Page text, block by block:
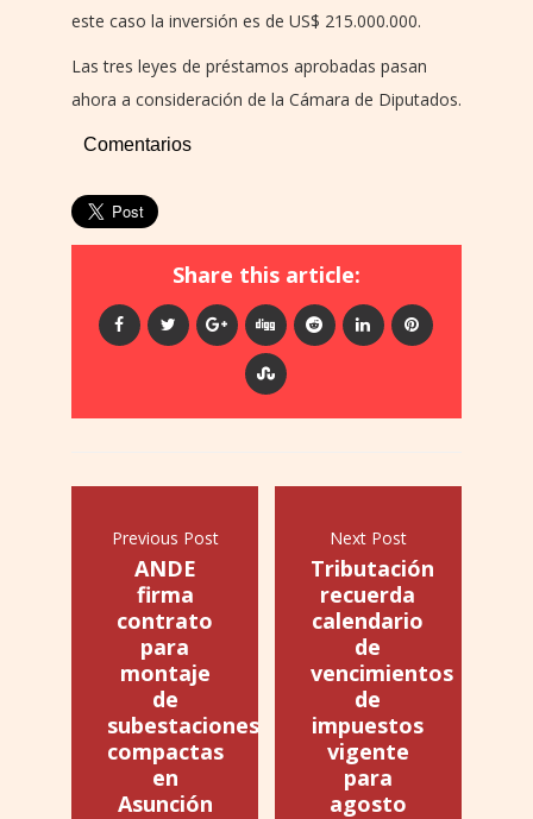
este caso la inversión es de US$ 215.000.000.
Las tres leyes de préstamos aprobadas pasan
ahora a consideración de la Cámara de Diputados.
Comentarios
Share this article:
Previous Post
ANDE
firma
contrato
para
montaje
de
subestaciones
compactas
en
Asunción
Next Post
Tributación
recuerda
calendario
de
vencimientos
de
impuestos
vigente
para
agosto